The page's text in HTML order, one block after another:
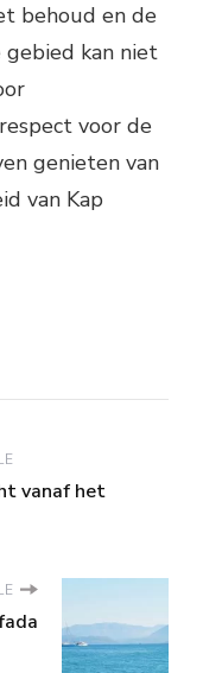
behoud en de
kan niet
voor de
genieten van
van Kap
vanaf het